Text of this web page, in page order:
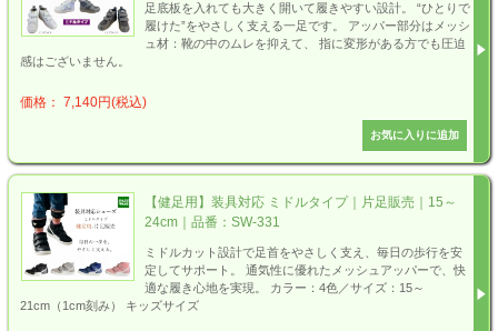
足底板を入れても大きく開いて履きやすい設計。 “ひとりで
履けた”をやさしく支える一足です。 アッパー部分はメッシ
ュ材：靴の中のムレを抑えて、 指に変形がある方でも圧迫
感はございません。
価格： 7,140円(税込)
【健足用】装具対応 ミドルタイプ｜片足販売｜15～
24cm｜品番：SW-331
ミドルカット設計で足首をやさしく支え、毎日の歩行を安
定してサポート。 通気性に優れたメッシュアッパーで、快
適な履き心地を実現。 カラー：4色／サイズ：15～
21cm（1cm刻み） キッズサイズ